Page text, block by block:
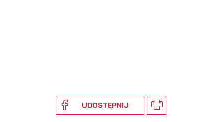
UDOSTĘPNIJ